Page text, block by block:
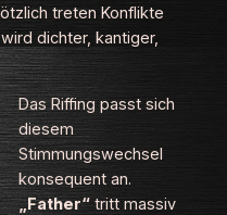
treten Konflikte
dichter, kantiger,
Das Riffing passt sich
diesem
Stimmungswechsel
konsequent an.
„Father“tritt massiv